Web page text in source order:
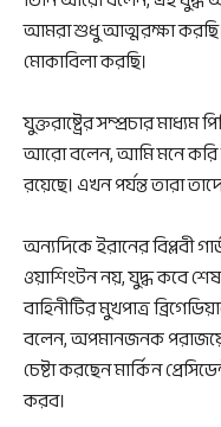
আমরা শুধু আত্মরক্ষা
মোকাবিলা করছি।
যুক্তরাষ্ট্রের সম্প্রচার
আরো বলেন, আমি মনে করি
রয়েছে। এখন পর্যন্ত তারা
অন্যদিকে ইরানের বিপ্লবী
ওয়াশিংটন নয়, যুদ্ধ কবে
বাহিনীটির মুখপাত্র
বলেন, অপমানজনক
চেষ্টা করছেন মার্কিন
করব।